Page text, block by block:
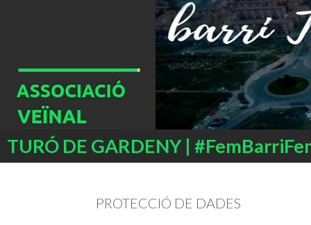
TURÓ DE GARDENY |
Buscar
PROTECCIÓ DE DADES